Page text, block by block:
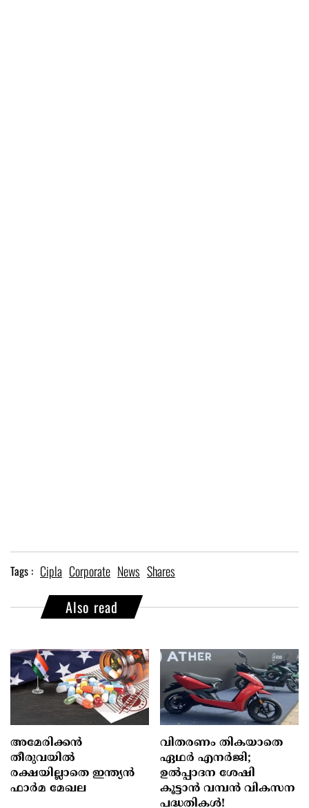
Tags : Cipla Corporate News Shares
Also read
അമേരിക്കന്‍
തീരുവയില്‍
രക്ഷയില്ലാതെ ഇന്ത്യന്‍
ഫാര്‍മ മേഖല
വിതരണം തികയാതെ
ഏഥർ എനർജി;
ഉൽപ്പാദന ശേഷി
കൂട്ടാൻ വമ്പൻ വികസന
പദ്ധതികൾ!